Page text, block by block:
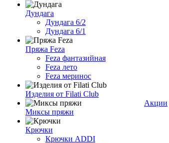
Дундага
Дундага 6/2
Дундага 6/1
Пряжа Feza
Feza фантазийная
Feza лето
Feza меринос
Изделия от Filati Club
Миксы пряжи
Крючки
Крючки ADDI
Акции